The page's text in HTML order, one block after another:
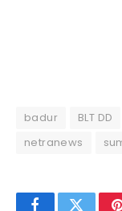
badur BLT DD
netranews